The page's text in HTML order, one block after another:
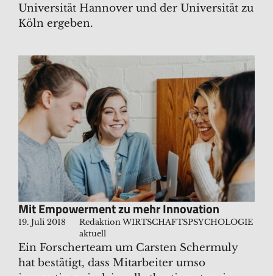
Universität Hannover und der Universität zu
Köln ergeben.
Mit Empowerment zu mehr Innovation
19. Juli 2018
Redaktion WIRTSCHAFTSPSYCHOLOGIE
aktuell
Ein Forscherteam um Carsten Schermuly
hat bestätigt, dass Mitarbeiter umso